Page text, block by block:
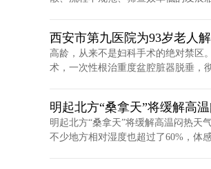
西安市第九医院为93岁老人
高龄，从来不是妇科手术的绝对禁区
术，一次性根治重度盆腔脏器脱垂，
明起北方“桑拿天”将缓解高
明起北方“桑拿天”将缓解高温闷热天
不少地方相对湿度也超过了60%，体